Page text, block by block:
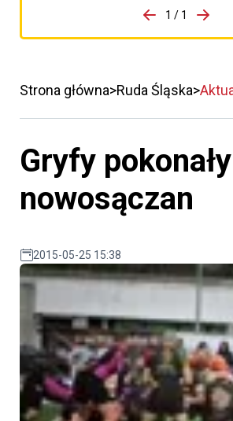
porzpedniego komunikatu
1 / 1
Strona główna Ruda Śląska
Gryfy pokonały
nowosączan
2015-05-25 15:38